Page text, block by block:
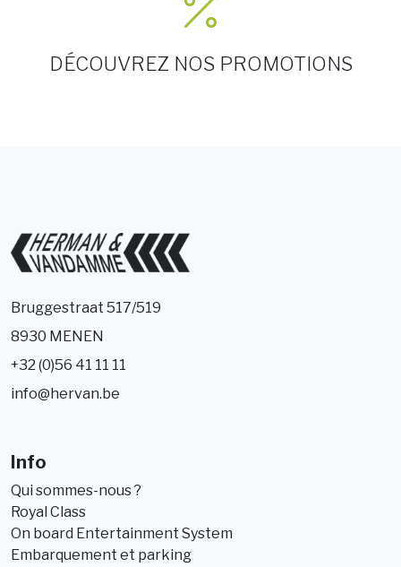
DÉCOUVREZ NOS PROMOTIONS
Bruggestraat 517/519
8930 MENEN
+32 (0)56 41 11 11
info@hervan.be
Info
Qui sommes-nous ?
Royal Class
On board Entertainment System
Embarquement et parking